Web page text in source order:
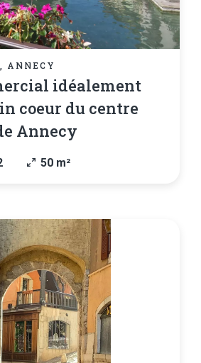
ANNECY
idéalement
coeur du centre
Annecy
50 m²